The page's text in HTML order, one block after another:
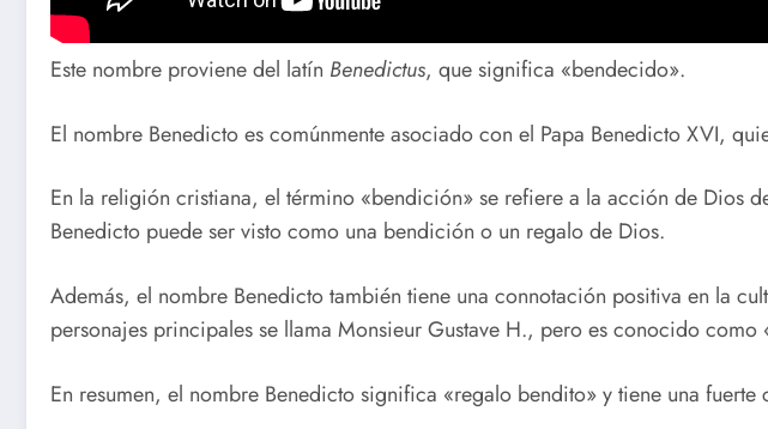
Este nombre proviene del latín Benedictus, que significa «bendecido».
El nombre Benedicto es comúnmente asociado con el Papa Benedicto XVI,
En la religión cristiana, el término «bendición» se refiere a la acción de Dios
Benedicto puede ser visto como una bendición o un regalo de Dios.
Además, el nombre Benedicto también tiene una connotación positiva en la
personajes principales se llama Monsieur Gustave H., pero es conocido como
En resumen, el nombre Benedicto significa «regalo bendito» y tiene una